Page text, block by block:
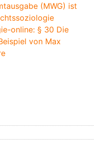
(MWG) ist
online: § 30 Die
von Max